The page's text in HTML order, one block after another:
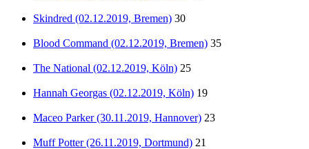
Skindred (02.12.2019, Bremen) 30
Blood Command (02.12.2019, Bremen) 35
The National (02.12.2019, Köln) 25
Hannah Georgas (02.12.2019, Köln) 19
Maceo Parker (30.11.2019, Hannover) 23
Muff Potter (26.11.2019, Dortmund) 21